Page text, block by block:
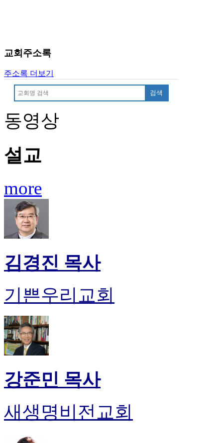
절
리
스
신
제
휴
이
트
남
플
시
리
스
기
가
평
발
부
진
비
아
교회주소록
주소록 더보기
검색
동영상
설교
more
김경진 목사
기쁜우리교회
강준민 목사
새생명비전교회